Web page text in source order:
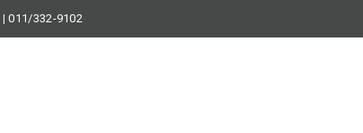
|011/332-9102